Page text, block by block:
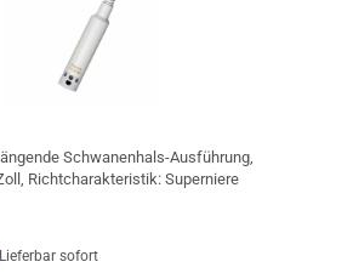
Schwanenhals-Ausführung,
Richtcharakteristik: Superniere
Lieferbar sofort